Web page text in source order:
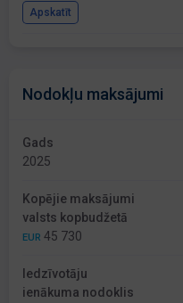
Apskatīt
Nodokļu maksājumi
Gads
2025
Kopējie maksājumi
valsts kopbudžetā
EUR 45 730
Iedzīvotāju
ienākuma nodoklis